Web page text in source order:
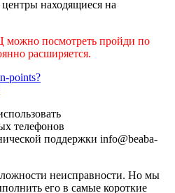
находящиеся на
можно посмотреть пройди по
расширяется.
points?
телефонов
поддержки info@beaba-
неисправности. Но мы
его в самые короткие